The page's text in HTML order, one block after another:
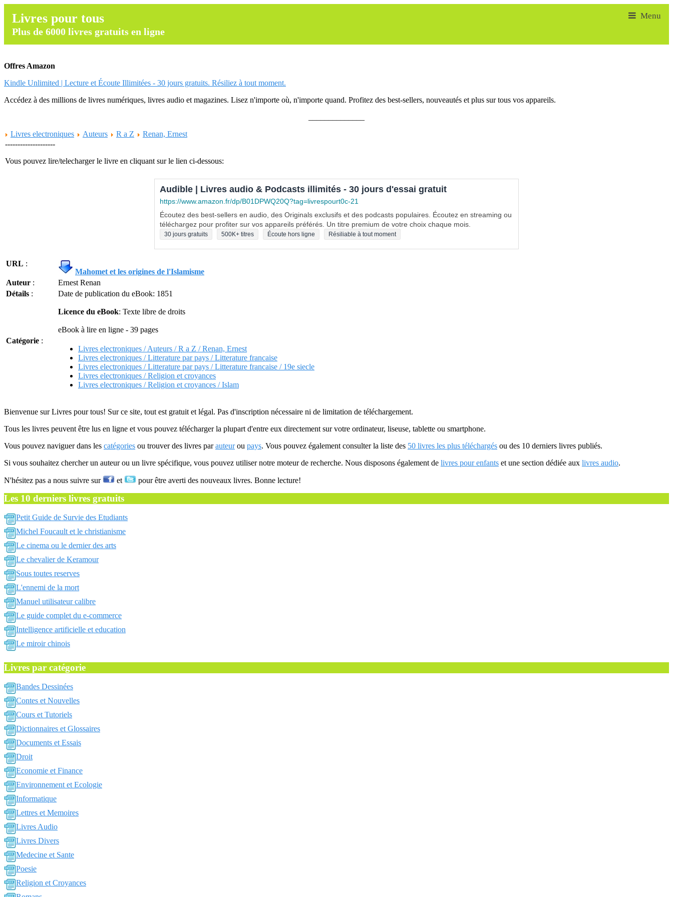
Livres pour tous
Plus de 6000 livres gratuits en ligne
Offres Amazon
Kindle Unlimited | Lecture et Écoute Illimitées - 30 jours gratuits. Résiliez à tout moment.
Accédez à des millions de livres numériques, livres audio et magazines. Lisez n'importe où, n'importe quand. Profitez des best-sellers, nouveautés et plus sur tous vos appareils.
Livres electroniques
Auteurs R a Z
Renan, Ernest
--------------------
Vous pouvez lire/telecharger le livre en cliquant sur le lien ci-dessous:
Audible | Livres audio & Podcasts illimités - 30 jours d'essai gratuit
https://www.amazon.fr/dp/B01DPWQ20Q?tag=livrespourt0c-21
Écoutez des best-sellers en audio, des Originals exclusifs et des podcasts populaires. Écoutez en streaming ou
téléchargez pour profiter sur vos appareils préférés. Un titre premium de votre choix chaque mois.
30 jours gratuits 500K+ titres Écoute hors ligne Résiliable à tout moment
URL :
Mahomet et les origines de l'Islamisme
Auteur :
Ernest Renan
Détails : Date de publication du eBook: 1851
Licence du eBook: Texte libre de droits
eBook à lire en ligne - 39 pages
Catégorie :
Livres electroniques / Auteurs / R a Z / Renan, Ernest
Livres electroniques / Litterature par pays / Litterature francaise
Livres electroniques / Litterature par pays / Litterature francaise / 19e siecle
Livres electroniques / Religion et croyances
Livres electroniques / Religion et croyances / Islam
Bienvenue sur Livres pour tous! Sur ce site, tout est gratuit et légal. Pas d'inscription nécessaire ni de limitation de téléchargement.
Tous les livres peuvent être lus en ligne et vous pouvez télécharger la plupart d'entre eux directement sur votre ordinateur, liseuse, tablette ou smartphone.
Vous pouvez naviguer dans les catégories ou trouver des livres parauteurou pays. Vous pouvez également consulter la liste des 50 livres les plus téléchargés ou des 10 derniers livres publiés.
Si vous souhaitez chercher un auteur ou un livre spécifique, vous pouvez utiliser notre moteur de recherche. Nous disposons également de livres pour enfants et une section dédiée aux livres audio.
N'hésitez pas a nous suivre sur et pour être averti des nouveaux livres. Bonne lecture!
Les 10 derniers livres gratuits
Petit Guide de Survie des Etudiants
Michel Foucault et le christianisme
Le cinema ou le dernier des arts
Le chevalier de Keramour
Sous toutes reserves
L'ennemi de la mort
Manuel utilisateur calibre
Le guide complet du e-commerce
Intelligence artificielle et education
Le miroir chinois
Livres par catégorie
Bandes Dessinées
Contes et Nouvelles
Cours et Tutoriels
Dictionnaires et Glossaires
Documents et Essais
Droit
Economie et Finance
Environnement et Ecologie
Informatique
Lettres et Memoires
Livres Audio
Livres Divers
Medecine et Sante
Poesie
Religion et Croyances